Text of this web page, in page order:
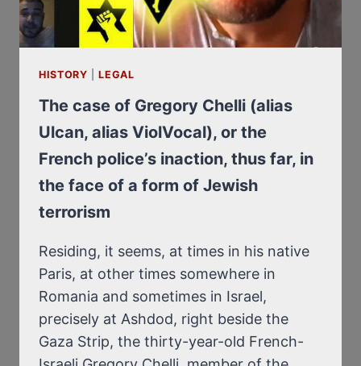
FRANZÖSISCHEN
POLIZEI
VOR
DES
JÜDISCHEN
TERRORISMUS
HISTORY |LEGAL
The case of Gregory Chelli (alias
Ulcan, alias ViolVocal), or the
French police’s inaction, thus far, in
the face of a form of Jewish
terrorism
Residing, it seems, at times in his native
Paris, at other times somewhere in
Romania and sometimes in Israel,
precisely at Ashdod, right beside the
Gaza Strip, the thirty-year-old French-